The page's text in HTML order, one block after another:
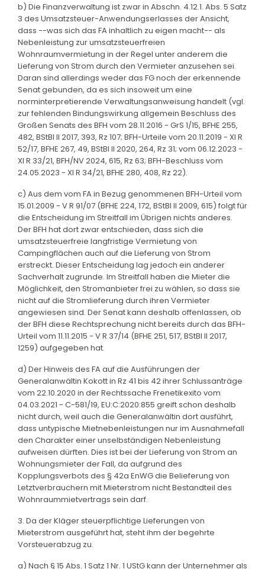
b) Die Finanzverwaltung ist zwar in Abschn. 4.12.1. Abs. 5 Satz
3 des Umsatzsteuer-Anwendungserlasses der Ansicht,
dass --was sich das FA inhaltlich zu eigen macht-- als
Nebenleistung zur umsatzsteuerfreien
Wohnraumvermietung in der Regel unter anderem die
Lieferung von Strom durch den Vermieter anzusehen sei.
Daran sind allerdings weder das FG noch der erkennende
Senat gebunden, da es sich insoweit um eine
norminterpretierende Verwaltungsanweisung handelt (vgl.
zur fehlenden Bindungswirkung allgemein Beschluss des
Großen Senats des BFH vom 28.11.2016 - GrS 1/15, BFHE 255,
482, BStBl II 2017, 393, Rz 107; BFH-Urteile vom 20.11.2019 - XI R
52/17, BFHE 267, 49, BStBl II 2020, 264, Rz 31; vom 06.12.2023 -
XI R 33/21, BFH/NV 2024, 615, Rz 63; BFH-Beschluss vom
24.05.2023 - XI R 34/21, BFHE 280, 408, Rz 22).
c) Aus dem vom FA in Bezug genommenen BFH-Urteil vom
15.01.2009 - V R 91/07 (BFHE 224, 172, BStBl II 2009, 615) folgt für
die Entscheidung im Streitfall im Übrigen nichts anderes.
Der BFH hat dort zwar entschieden, dass sich die
umsatzsteuerfreie langfristige Vermietung von
Campingflächen auch auf die Lieferung von Strom
erstreckt. Dieser Entscheidung lag jedoch ein anderer
Sachverhalt zugrunde. Im Streitfall haben die Mieter die
Möglichkeit, den Stromanbieter frei zu wählen, so dass sie
nicht auf die Stromlieferung durch ihren Vermieter
angewiesen sind. Der Senat kann deshalb offenlassen, ob
der BFH diese Rechtsprechung nicht bereits durch das BFH-
Urteil vom 11.11.2015 - V R 37/14 (BFHE 251, 517, BStBl II 2017,
1259) aufgegeben hat.
d) Der Hinweis des FA auf die Ausführungen der
Generalanwältin Kokott in Rz 41 bis 42 ihrer Schlussanträge
vom 22.10.2020 in der Rechtssache Frenetikexito vom
04.03.2021 - C-581/19, EU:C:2020:855 greift schon deshalb
nicht durch, weil auch die Generalanwältin dort ausführt,
dass untypische Mietnebenleistungen nur im Ausnahmefall
den Charakter einer unselbständigen Nebenleistung
aufweisen dürften. Dies ist bei der Lieferung von Strom an
Wohnungsmieter der Fall, da aufgrund des
Kopplungsverbots des § 42a EnWG die Belieferung von
Letztverbrauchern mit Mieterstrom nicht Bestandteil des
Wohnraummietvertrags sein darf.
3. Da der Kläger steuerpflichtige Lieferungen von
Mieterstrom ausgeführt hat, steht ihm der begehrte
Vorsteuerabzug zu.
a) Nach § 15 Abs. 1 Satz 1 Nr. 1 UStG kann der Unternehmer als